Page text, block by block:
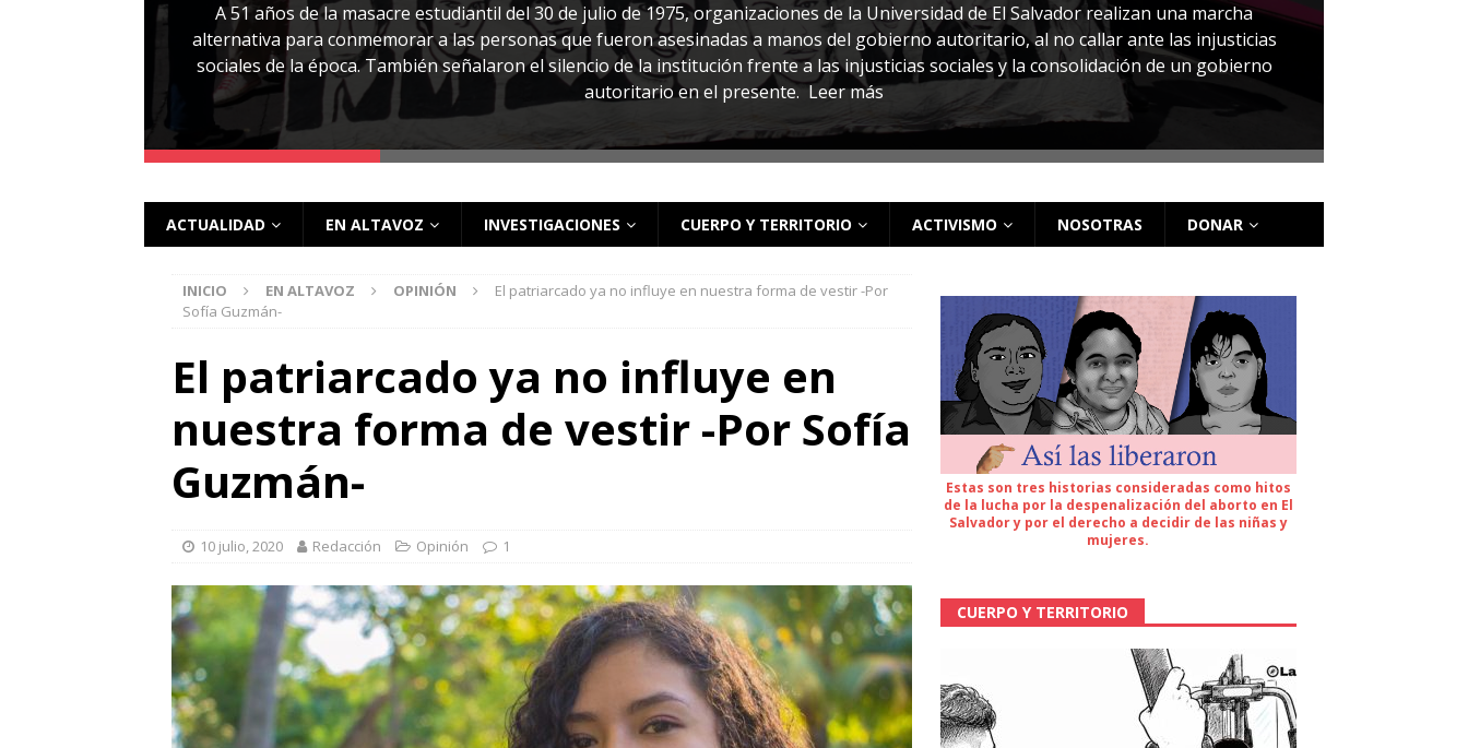
A 51 años de la masacre estudiantil del 30 de julio de 1975, organizaciones de la Universidad de El Salvador realizan una marcha
alternativa para conmemorar a las personas que fueron asesinadas a manos del gobierno autoritario, al no callar ante las injusticias
sociales de la época. También señalaron el silencio de la institución frente a las injusticias sociales y la consolidación de un gobierno
autoritario en el presente.Leer más
ACTUALIDAD EN ALTAVOZ INVESTIGACIONES CUERPO Y TERRITORIO ACTIVISMO NOSOTRAS DONAR
INICIO EN ALTAVOZ OPINIÓN
El patriarcado ya no influye en nuestra forma de vestir -Por
Sofía Guzmán-
El patriarcado ya no influye en
nuestra forma de vestir -Por Sofía
Guzmán-
10 julio, 2020 Redacción Opinión 1
Estas son tres historias consideradas como hitos
de la lucha por la despenalización del aborto en El
Salvador y por el derecho a decidir de las niñas y
mujeres.
CUERPO Y TERRITORIO